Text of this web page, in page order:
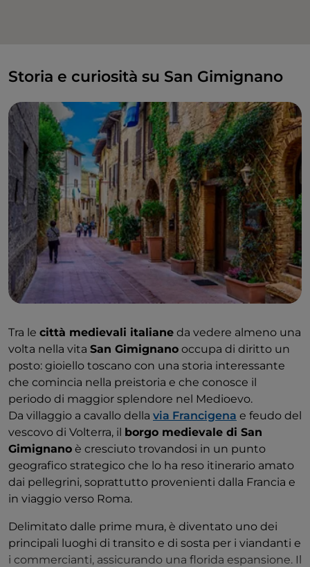
Storia e curiosità su San Gimignano
Tra le città medievali italiane da vedere almeno una
volta nella vita San Gimignano occupa di diritto un
posto: gioiello toscano con una storia interessante
che comincia nella preistoria e che conosce il
periodo di maggior splendore nel Medioevo.
Da villaggio a cavallo della via Francigena e feudo del
vescovo di Volterra, il borgo medievale di San
Gimignano è cresciuto trovandosi in un punto
geografico strategico che lo ha reso itinerario amato
dai pellegrini, soprattutto provenienti dalla Francia e
in viaggio verso Roma.
Delimitato dalle prime mura, è diventato uno dei
principali luoghi di transito e di sosta per i viandanti e
i commercianti, assicurando una florida espansione. Il